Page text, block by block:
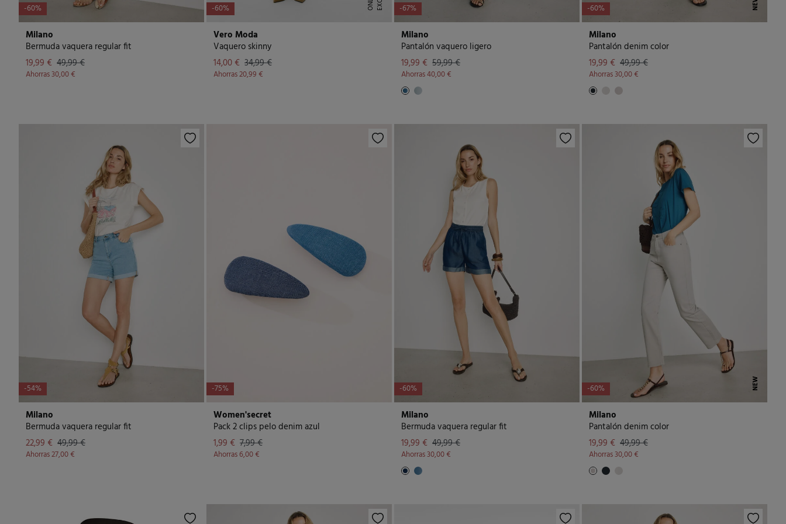
-60%
Milano
Bermuda vaquera regular fit
19,99 € 49,99 €
Ahorras30,00 €
-60%
Vero Moda
Vaquero skinny
14,00 € 34,99 €
Ahorras20,99 €
-67%
Milano
Pantalón vaquero ligero
19,99 € 59,99 €
Ahorras40,00 €
-60% NEW
Milano
Pantalón denim color
19,99 € 49,99 €
Ahorras30,00 €
-54%
Milano
Bermuda vaquera regular fit
22,99 € 49,99 €
Ahorras27,00 €
-75%
Women'secret
Pack 2 clips pelo denim azul
1,99 € 7,99 €
Ahorras6,00 €
-60%
Milano
Bermuda vaquera regular fit
19,99 € 49,99 €
Ahorras30,00 €
-60% NEW
Milano
Pantalón denim color
19,99 € 49,99 €
Ahorras30,00 €